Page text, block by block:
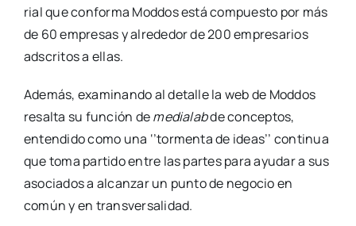
rial que con­for­ma Mod­dos está com­pues­to por más
de 60 empre­sas y alre­de­dor de 200 empre­sa­rios
ads­cri­tos a ellas.
Ade­más, exa­mi­nan­do al deta­lle la web de Mod­dos
resal­ta su fun­ción demedia­labde con­cep­tos,
enten­di­do como una ‘’tor­men­ta de ideas’’ con­ti­nua
que toma par­ti­do entre las par­tes para ayu­dar a sus
aso­cia­dos a alcan­zar un pun­to de nego­cio en
común y en trans­ver­sa­li­dad.